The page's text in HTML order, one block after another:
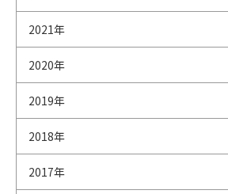
2021年
2020年
2019年
2018年
2017年